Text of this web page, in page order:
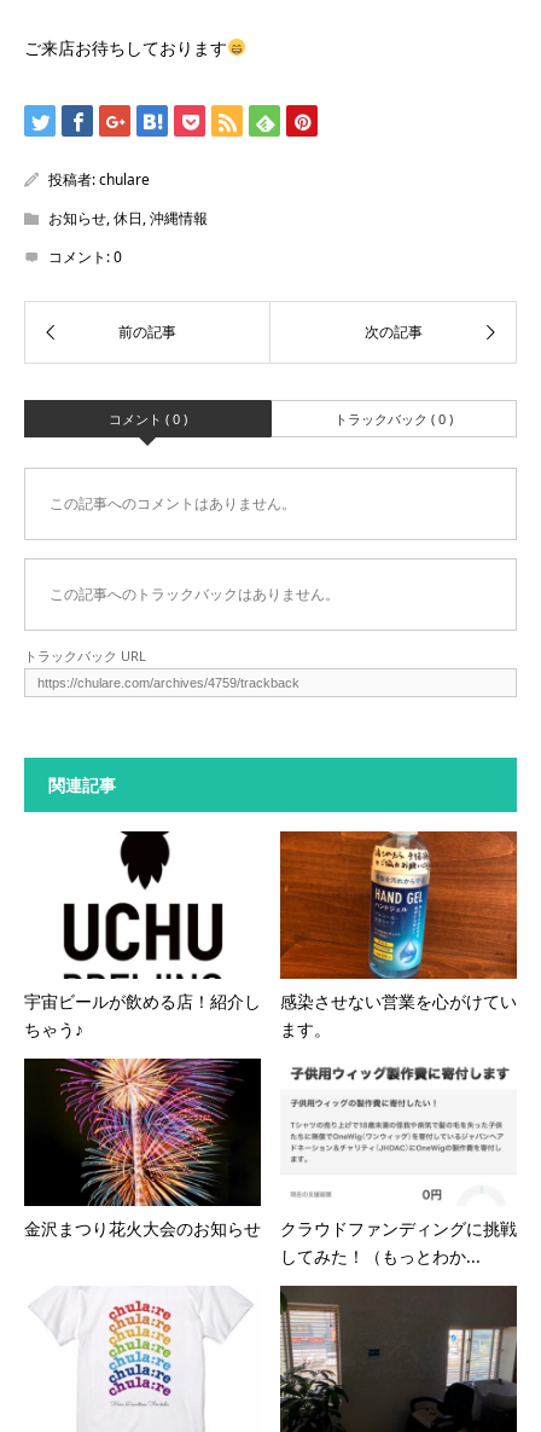
ご来店お待ちしております
投稿者:chulare
お知らせ,休日,沖縄情報
コメント:0
コメント ( 0 ) トラックバック ( 0 )
この記事へのコメントはありません。
この記事へのトラックバックはありません。
トラックバック URL
関連記事
宇宙ビールが飲める店！紹介し
ちゃう♪
感染させない営業を心がけてい
ます。
金沢まつり花火大会のお知らせ
クラウドファンディングに挑戦
してみた！（もっとわか...